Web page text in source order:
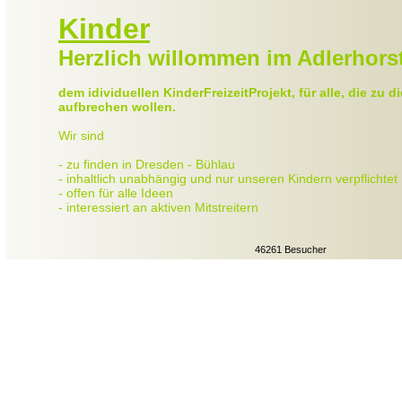
Kinder
Herzlich willommen im
dem idividuellen KinderFreizeitProjekt, für alle, die zu
aufbrechen wollen.
Wir sind
- zu finden in Dresden - Bühlau
- inhaltlich unabhängig und nur unseren Kindern verpflichtet
- offen für alle Ideen
- interessiert an aktiven Mitstreitern
46261 Besucher